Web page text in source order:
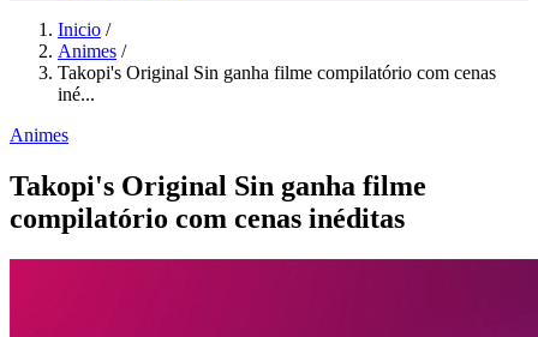
Inicio /
Animes /
Takopi's Original Sin ganha filme compilatório com cenas
iné...
Animes
Takopi's Original Sin ganha filme
compilatório com cenas inéditas